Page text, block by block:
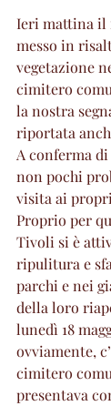
Ieri mattina il
messo in
vegetazione
cimitero
la nostra
riportata
A conferma di
non pochi
visita ai
Proprio per
Tivoli si è
ripulitura e
parchi e nei
della loro
lunedì 18
ovviamente,
cimitero
presentava